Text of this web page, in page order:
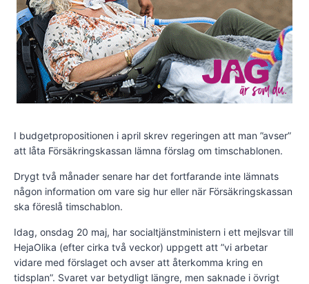
I budgetpropositionen i april skrev regeringen att man ”avser”
att låta Försäkringskassan lämna förslag om timschablonen.
Drygt två månader senare har det fortfarande inte lämnats
någon information om vare sig hur eller när Försäkringskassan
ska föreslå timschablon.
Idag, onsdag 20 maj, har socialtjänstministern i ett mejlsvar till
HejaOlika (efter cirka två veckor) uppgett att ”vi arbetar
vidare med förslaget och avser att återkomma kring en
tidsplan”. Svaret var betydligt längre, men saknade i övrigt